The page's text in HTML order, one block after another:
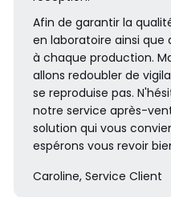
Afin de garantir la
en laboratoire ainsi que
à chaque production.
allons redoubler de
se reproduise pas.
notre service après-
solution qui vous
espérons vous revoir
Caroline, Service Client